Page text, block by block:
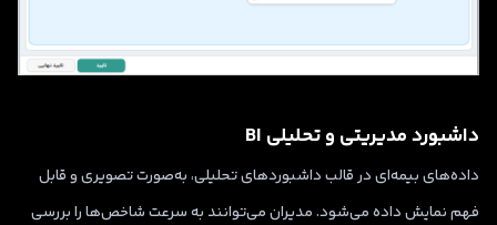
داشبورد مدیریتی و تحلیلی BI
داده‌های بیمه‌ای در قالب داشبوردهای تحلیلی، به‌صورت تصویری و قابل
فهم نمایش داده می‌شود. مدیران می‌توانند به سرعت شاخص‌ها را بررسی